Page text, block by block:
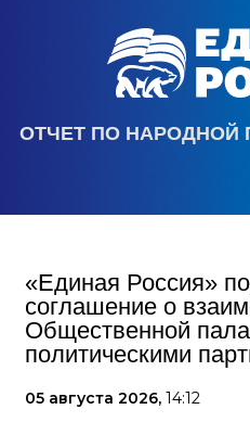
ОТЧЕТ ПО НАРОДНОЙ
«Единая Россия»
соглашение о
Общественной
политическими
05 августа 2026, 14:12